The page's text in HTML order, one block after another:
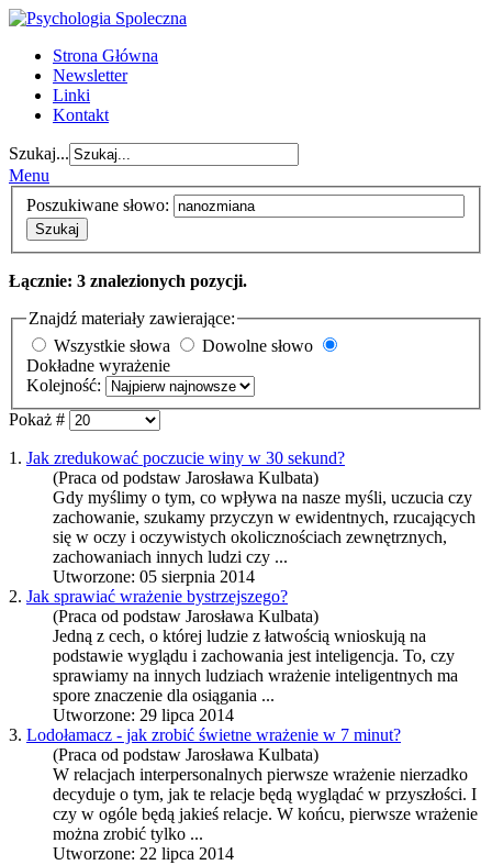
Strona Główna
Newsletter
Linki
Kontakt
Szukaj...
Menu
Poszukiwane słowo:
Szukaj
Łącznie: 3 znalezionych pozycji.
Znajdź materiały zawierające:
Wszystkie słowa
Dowolne słowo
Dokładne wyrażenie
Kolejność:
Pokaż #
1. Jak zredukować poczucie winy w 30 sekund?
(Praca od podstaw Jarosława Kulbata)
Gdy myślimy o tym, co wpływa na nasze myśli, uczucia czy
zachowanie, szukamy przyczyn w ewidentnych, rzucających
się w oczy i oczywistych okolicznościach zewnętrznych,
zachowaniach innych ludzi czy ...
Utworzone: 05 sierpnia 2014
2. Jak sprawiać wrażenie bystrzejszego?
(Praca od podstaw Jarosława Kulbata)
Jedną z cech, o której ludzie z łatwością wnioskują na
podstawie wyglądu i zachowania jest inteligencja. To, czy
sprawiamy na innych ludziach wrażenie inteligentnych ma
spore znaczenie dla osiągania ...
Utworzone: 29 lipca 2014
3. Lodołamacz - jak zrobić świetne wrażenie w 7 minut?
(Praca od podstaw Jarosława Kulbata)
W relacjach interpersonalnych pierwsze wrażenie nierzadko
decyduje o tym, jak te relacje będą wyglądać w przyszłości. I
czy w ogóle będą jakieś relacje. W końcu, pierwsze wrażenie
można zrobić tylko ...
Utworzone: 22 lipca 2014